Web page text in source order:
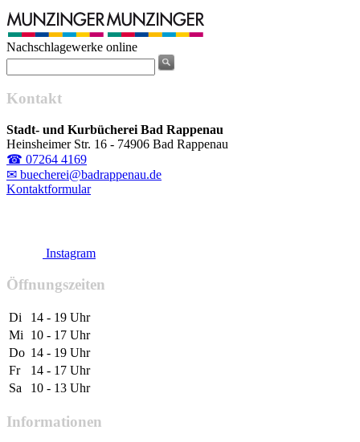
Nachschlagewerke online
Kontakt
Stadt- und Kurbücherei Bad Rappenau
Heinsheimer Str. 16 - 74906 Bad Rappenau
☎ 07264 4169
✉ buecherei@badrappenau.de
Kontaktformular
Instagram
Öffnungszeiten
Di
14 - 19 Uhr
Mi
10 - 17 Uhr
Do 14 - 19 Uhr
Fr
14 - 17 Uhr
Sa
10 - 13 Uhr
Informationen